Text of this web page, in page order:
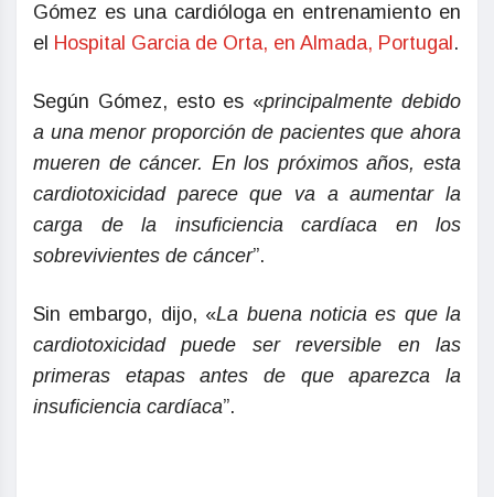
Gómez es una cardióloga en entrenamiento en
el Hospital Garcia de Orta, en Almada, Portugal .
Según Gómez, esto es «principalmente debido
a una menor proporción de pacientes que ahora
mueren de cáncer. En los próximos años, esta
cardiotoxicidad parece que va a aumentar la
carga de la insuficiencia cardíaca en los
sobrevivientes de cáncer”.
Sin embargo, dijo, «La buena noticia es que la
cardiotoxicidad puede ser reversible en las
primeras etapas antes de que aparezca la
insuficiencia cardíaca”.